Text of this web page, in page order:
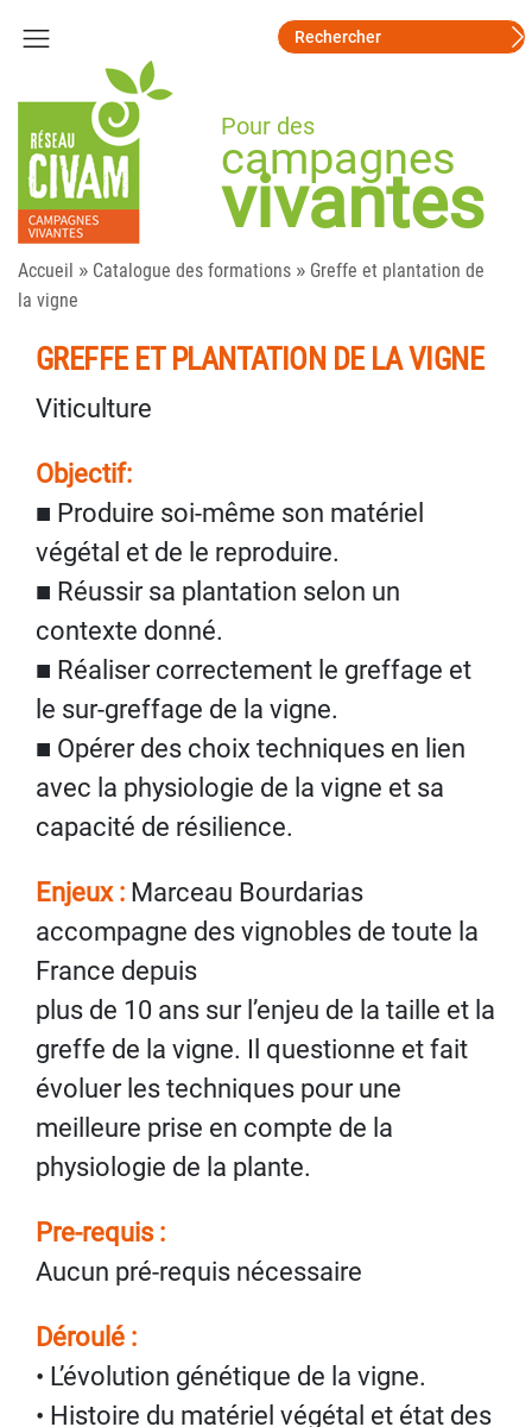
Pour des
campagnes
vivantes
Accueil » Catalogue des formations » Greffe et plantation de
la vigne
GREFFE ET PLANTATION DE LA VIGNE
Viticulture
Objectif:
■ Produire soi-même son matériel
végétal et de le reproduire.
■ Réussir sa plantation selon un
contexte donné.
■ Réaliser correctement le greffage et
le sur-greffage de la vigne.
■ Opérer des choix techniques en lien
avec la physiologie de la vigne et sa
capacité de résilience.
Enjeux : Marceau Bourdarias
accompagne des vignobles de toute la
France depuis
plus de 10 ans sur l’enjeu de la taille et la
greffe de la vigne. Il questionne et fait
évoluer les techniques pour une
meilleure prise en compte de la
physiologie de la plante.
Pre-requis :
Aucun pré-requis nécessaire
Déroulé :
• L’évolution génétique de la vigne.
• Histoire du matériel végétal et état des